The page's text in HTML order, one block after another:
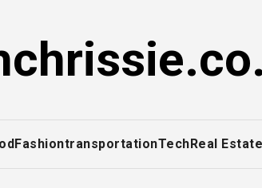
FashiontransportationTechReal Estate